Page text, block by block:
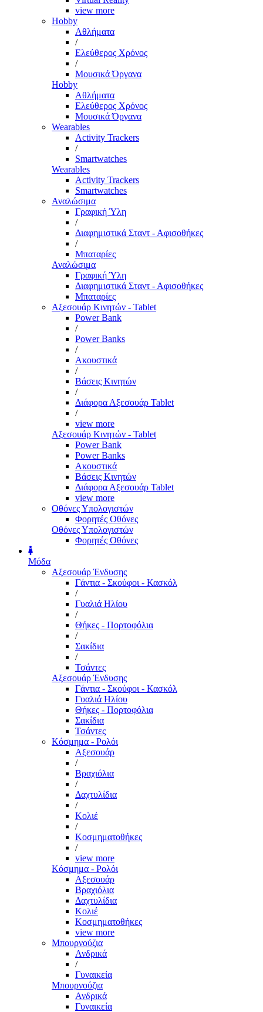
view more
Hobby
Αθλήματα
/
Ελεύθερος Χρόνος
/
Μουσικά Όργανα
Hobby
Αθλήματα
Ελεύθερος Χρόνος
Μουσικά Όργανα
Wearables
Activity Trackers
/
Smartwatches
Wearables
Activity Trackers
Smartwatches
Αναλώσιμα
Γραφική Ύλη
/
Διαφημιστικά Σταντ - Αφισοθήκες
/
Μπαταρίες
Αναλώσιμα
Γραφική Ύλη
Διαφημιστικά Σταντ - Αφισοθήκες
Μπαταρίες
Αξεσουάρ Κινητών - Tablet
Power Bank
/
Power Banks
/
Ακουστικά
/
Βάσεις Κινητών
/
Διάφορα Αξεσουάρ Tablet
/
view more
Αξεσουάρ Κινητών - Tablet
Power Bank
Power Banks
Ακουστικά
Βάσεις Κινητών
Διάφορα Αξεσουάρ Tablet
view more
Οθόνες Υπολογιστών
Φορητές Οθόνες
Οθόνες Υπολογιστών
Φορητές Οθόνες
Μόδα
Αξεσουάρ Ένδυσης
Γάντια - Σκούφοι - Κασκόλ
/
Γυαλιά Ηλίου
/
Θήκες - Πορτοφόλια
/
Σακίδια
/
Τσάντες
Αξεσουάρ Ένδυσης
Γάντια - Σκούφοι - Κασκόλ
Γυαλιά Ηλίου
Θήκες - Πορτοφόλια
Σακίδια
Τσάντες
Κόσμημα - Ρολόι
Αξεσουάρ
/
Βραχιόλια
/
Δαχτυλίδια
/
Κολιέ
/
Κοσμηματοθήκες
/
view more
Κόσμημα - Ρολόι
Αξεσουάρ
Βραχιόλια
Δαχτυλίδια
Κολιέ
Κοσμηματοθήκες
view more
Μπουρνούζια
Ανδρικά
/
Γυναικεία
Μπουρνούζια
Ανδρικά
Γυναικεία